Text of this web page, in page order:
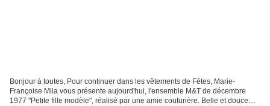
Bonjour à toutes, Pour continuer dans les vêtements de Fêtes, Marie-
Françoise Mila vous présente aujourd'hui, l'ensemble M&T de décembre
1977 "Petite fille modèle", réalisé par une amie couturière. Belle et douce